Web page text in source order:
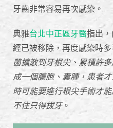
牙齒非常容易再次感染。
典雅台北中正區牙醫指出
經已被移除，再度感染時多
菌擴散到牙根尖、累積許
成一個膿胞、囊腫，患者
時可能要進行根尖手術才
不住只得拔牙。